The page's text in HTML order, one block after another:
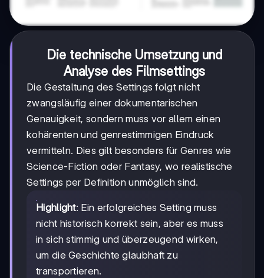
Die technische Umsetzung und
Analyse des Filmsettings
Die Gestaltung des Settings folgt nicht
zwangsläufig einer dokumentarischen
Genauigkeit, sondern muss vor allem einen
kohärenten und genrestimmigen Eindruck
vermitteln. Dies gilt besonders für Genres wie
Science-Fiction oder Fantasy, wo realistische
Settings per Definition unmöglich sind.
Highlight: Ein erfolgreiches Setting muss
nicht historisch korrekt sein, aber es muss
in sich stimmig und überzeugend wirken,
um die Geschichte glaubhaft zu
transportieren.